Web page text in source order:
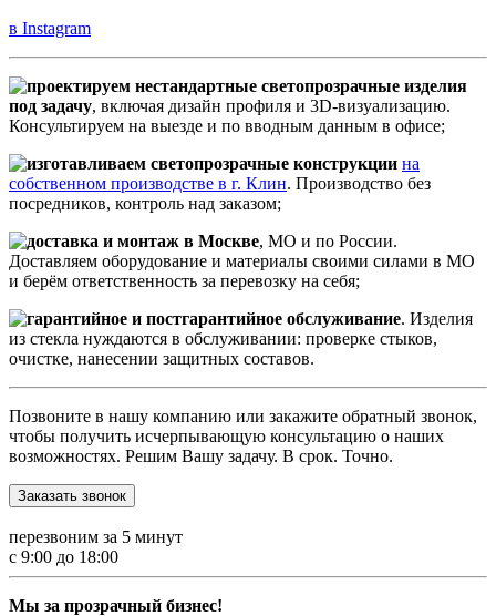
в Instagram
проектируем нестандартные светопрозрачные изделия
под задачу, включая дизайн профиля и 3D-визуализацию.
Консультируем на выезде и по вводным данным в офисе;
изготавливаем светопрозрачные конструкции на
собственном производстве в г. Клин. Производство без
посредников, контроль над заказом;
доставка и монтаж в Москве, МО и по России.
Доставляем оборудование и материалы своими силами в МО
и берём ответственность за перевозку на себя;
гарантийное и постгарантийное обслуживание. Изделия
из стекла нуждаются в обслуживании: проверке стыков,
очистке, нанесении защитных составов.
Позвоните в нашу компанию или закажите обратный звонок,
чтобы получить исчерпывающую консультацию о наших
возможностях. Решим Вашу задачу. В срок. Точно.
Заказать звонок
перезвоним за 5 минут
с 9:00 до 18:00
Мы за прозрачный бизнес!